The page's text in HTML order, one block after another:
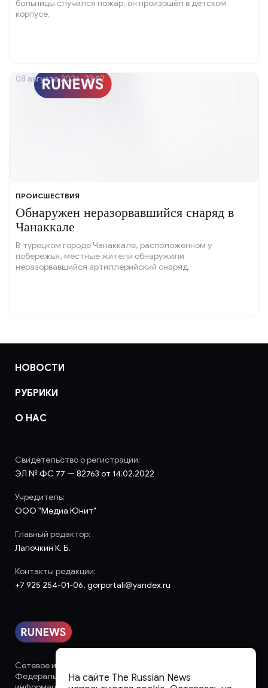
больницы случился пожар, он произошёл в детском
корпусе.
ПРОИСШЕСТВИЯ
Обнаружен неразорвавшийся снаряд в
Чанаккале
В турецком городе Чанаккале, расположенном у
побережья, местные жители обнаружили
неразорвавшийся артиллерийский снаряд.
08 августа 2026, 23:52
НОВОСТИ
РУБРИКИ
О НАС
Сетевое издание «runews» (18+) зарегистрировано в
Федеральной службе по надзору в сфере связи,
Свидетельство о регистрации:
ЭЛ № ФС 77 — 82763 от 14.02.2022
Учредитель:
ООО "Медиа Юнит"
Главный редактор:
Лапочкин К. Б.
Контакты редакции:
+7 925 254-01-06, gorportali@yandex.ru
На сайте The Russian News